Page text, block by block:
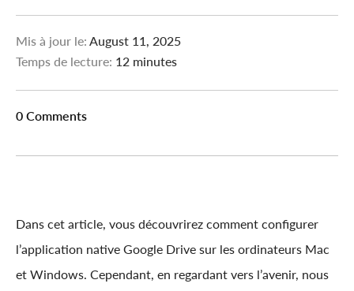
Mis à jour le: August 11, 2025
Temps de lecture: 12 minutes
0 Comments
Dans cet article, vous découvrirez comment configurer
l’application native Google Drive sur les ordinateurs Mac
et Windows. Cependant, en regardant vers l’avenir, nous